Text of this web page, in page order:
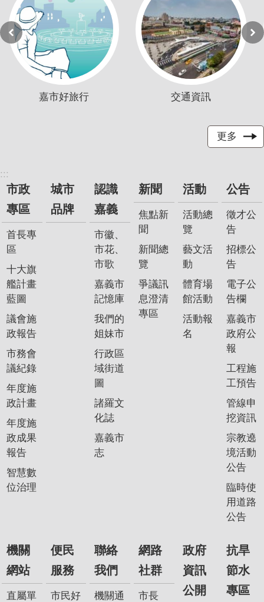
嘉市好旅行 交通資訊
更多
:::
市政
專區
首長專
區
十大旗
艦計畫
藍圖
議會施
政報告
市務會
議紀錄
年度施
政計畫
年度施
政成果
報告
智慧數
位治理
城市
品牌
認識
嘉義
市徽、
市花、
市歌
嘉義市
記憶庫
我們的
姐妹市
行政區
域街道
圖
諸羅文
化誌
嘉義市
志
新聞
焦點新
聞
新聞總
覽
爭議訊
息澄清
專區
活動
活動總
覽
藝文活
動
體育場
館活動
活動報
名
公告
徵才公
告
招標公
告
電子公
告欄
嘉義市
政府公
報
工程施
工預告
管線申
挖資訊
宗教遶
境活動
公告
臨時使
用道路
公告
機關
網站
直屬單
便民
服務
市民好
聯絡
我們
機關通
網路
社群
市長
政府
資訊
公開
抗旱
節水
專區